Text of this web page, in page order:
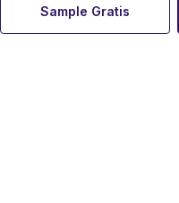
Sample Gratis